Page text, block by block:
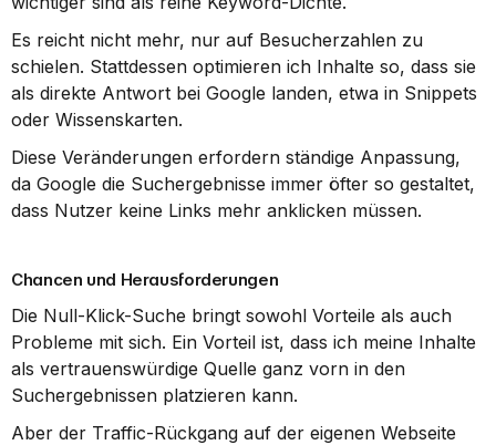
Es reicht nicht mehr, nur auf Besucherzahlen zu
schielen. Stattdessen optimieren ich Inhalte so, dass sie
als direkte Antwort bei Google landen, etwa in Snippets
oder Wissenskarten.
Diese Veränderungen erfordern ständige Anpassung,
da Google die Suchergebnisse immer öfter so gestaltet,
dass Nutzer keine Links mehr anklicken müssen.
Chancen und Herausforderungen
Die Null-Klick-Suche bringt sowohl Vorteile als auch
Probleme mit sich. Ein Vorteil ist, dass ich meine Inhalte
als vertrauenswürdige Quelle ganz vorn in den
Suchergebnissen platzieren kann.
Aber der Traffic-Rückgang auf der eigenen Webseite